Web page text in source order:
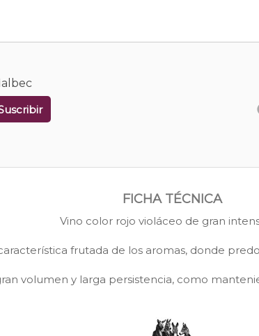
FICHA TÉCNICA
Vino color rojo violáceo de gran
frutada de los aromas, donde
volumen y larga persistencia, como